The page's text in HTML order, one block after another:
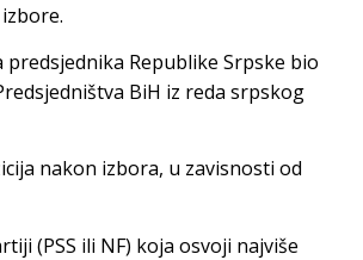
Republike Srpske bio
BiH iz reda srpskog
nakon izbora, u zavisnosti od
(PSS ili NF) koja osvoji najviše